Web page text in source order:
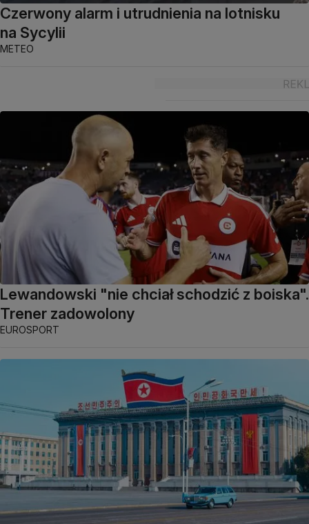
Czerwony alarm i utrudnienia na lotnisku
na Sycylii
METEO
Lewandowski "nie chciał schodzić z boiska".
Trener zadowolony
EUROSPORT